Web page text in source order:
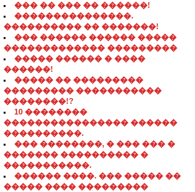
��� �� ��� �� ������!
���������������.
���������� �� �������!
��� ������ ������ �����
������������� ���������
����� ������ � ����
������!
����� �� ���������
��������� �����������
��������!?
10 ��������
���������������� ������
����������.
��� ��������, � ��� ��� �
������� ���������� �
�����������.
������ ����. ��� ����� ��
����� ���� ���������